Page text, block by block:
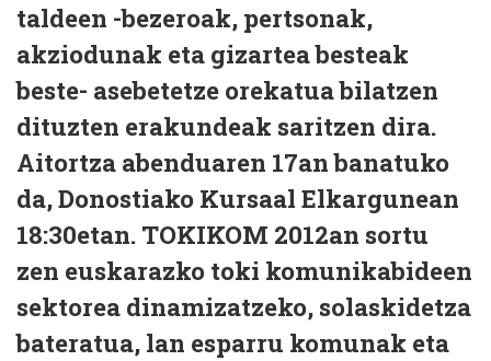
taldeen -bezeroak, pertsonak,
akziodunak eta gizartea besteak
beste- asebetetze orekatua bilatzen
dituzten erakundeak saritzen dira.
Aitortza abenduaren 17an banatuko
da, Donostiako Kursaal Elkargunean
18:30etan. TOKIKOM 2012an sortu
zen euskarazko toki komunikabideen
sektorea dinamizatzeko, solaskidetza
bateratua, lan esparru komunak eta